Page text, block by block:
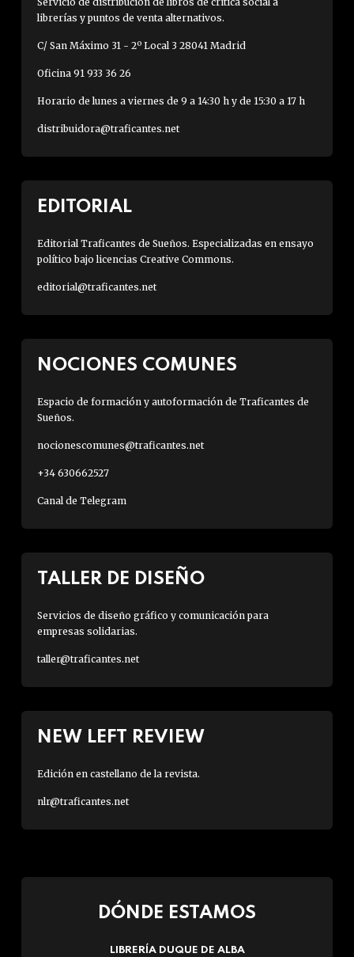
librerías y puntos de venta alternativos.
C/ San Máximo 31 - 2º Local 3 28041 Madrid
Oficina 91 933 36 26
Horario de lunes a viernes de 9 a 14:30 h y de 15:30 a 17 h
distribuidora@traficantes.net
EDITORIAL
Editorial Traficantes de Sueños. Especializadas en ensayo
político bajo licencias Creative Commons.
editorial@traficantes.net
NOCIONES COMUNES
Espacio de formación y autoformación de Traficantes de
Sueños.
nocionescomunes@traficantes.net
+34 630662527
Canal de Telegram
TALLER DE DISEÑO
Servicios de diseño gráfico y comunicación para
empresas solidarias.
taller@traficantes.net
NEW LEFT REVIEW
Edición en castellano de la revista.
nlr@traficantes.net
DÓNDE ESTAMOS
LIBRERÍA DUQUE DE ALBA